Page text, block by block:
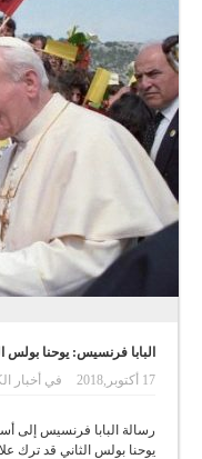
البابا فرنسيس: يوحنا بولس
17 أكتوبر,2018
في أخبار
رسالة البابا فرنسيس إلى
يوحنا بولس الثاني قد ترك